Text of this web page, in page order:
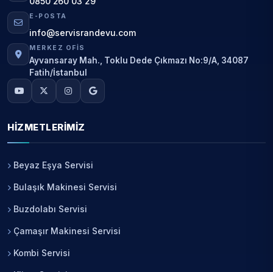
E-POSTA
info@servisrandevu.com
MERKEZ OFIS
Ayvansaray Mah., Toklu Dede Çıkmazı No:9/A, 34087
Fatih/İstanbul
HIZMETLERIMIZ
Beyaz Eşya Servisi
Bulaşık Makinesi Servisi
Buzdolabı Servisi
Çamaşır Makinesi Servisi
Kombi Servisi